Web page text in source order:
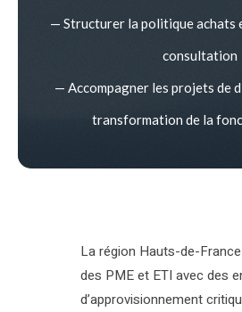
— Structurer la politique achats
consultation
— Accompagner les projets de
transformation de la
La région Hauts-de-
des PME et ETI avec des
d’approvisionnement